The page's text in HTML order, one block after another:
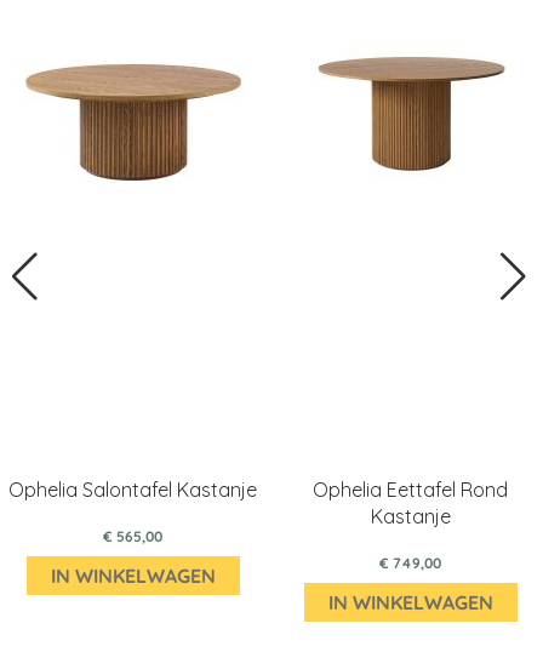
Ophelia Salontafel Kastanje
€ 565,00
IN WINKELWAGEN
Ophelia Eettafel Rond
Kastanje
€ 749,00
IN WINKELWAGEN